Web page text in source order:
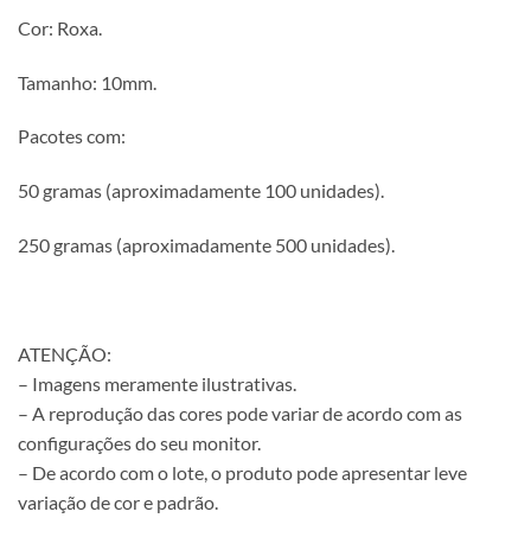
Cor: Roxa.
Tamanho: 10mm.
Pacotes com:
50 gramas (aproximadamente 100 unidades).
250 gramas (aproximadamente 500 unidades).
ATENÇÃO:
– Imagens meramente ilustrativas.
– A reprodução das cores pode variar de acordo com as
configurações do seu monitor.
– De acordo com o lote, o produto pode apresentar leve
variação de cor e padrão.